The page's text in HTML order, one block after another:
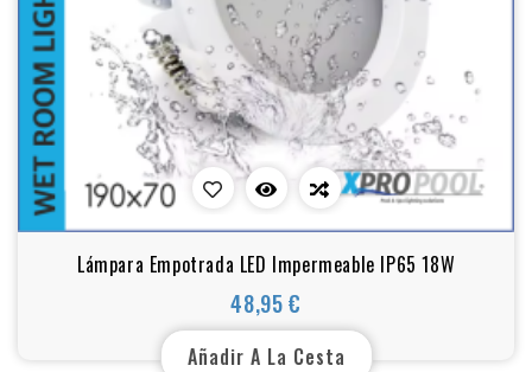
Lámpara Empotrada LED Impermeable IP65 18W
48,95 €
Precio
Añadir A La Cesta